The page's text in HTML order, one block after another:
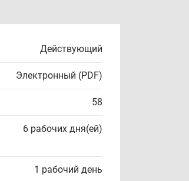
Действующий
Электронный (PDF)
58
6 рабочих дня(ей)
1 рабочий день